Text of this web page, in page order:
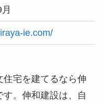
ie.com/
宅を建てるなら伸
。伸和建設は、自